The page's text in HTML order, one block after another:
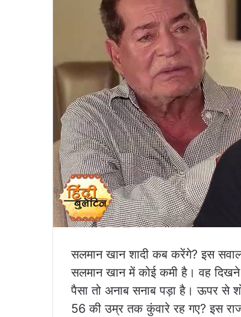
सलमान खान शादी कब करेंगे? इस
सलमान खान में कोई कमी है। वह
पैसा तो अनाब सनाब पड़ा है। ऊपर से
56 की उम्र तक कुंवारे रह गए? इस